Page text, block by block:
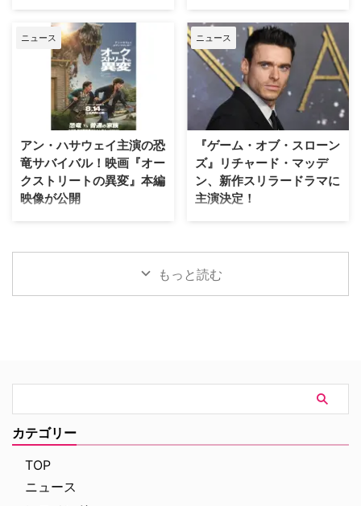
ンに愛され続けてきた作品の魅力
を、新たな角度から解き明かして
いく。 未公開アウトテイ …
セラー小説、ロバート・ラングド
ン教授シリーズ最新作「シークレ
ット・オブ・シークレッツ」のド
ラマ化をNetflixが進めていること
は、当サイトで以前お伝えした通
り。その追加キャストが明らかに
なった。米Deadlineが伝えてい
ード』出演者が参加 2000年の
「天使と悪魔」を皮切りに、
「ダ・ヴィンチ・コード」「ロス
ト・シンボル」「インフェルノ」
日本唯一のミステリードラマ専門
チャンネル「ミステリーチャンネ
ル」は、現地体験型アクティビテ
ィ専門予約サイト「ベルトラ」特
別協力のもと、8月20日（木）19
時よりパリ生中継オンラインツア
ーを開催する。「ミステリーチャ
ンネル倶楽部プレミアム」会員の
アムなオンライン体験の申込受付
が開始となった。 パリが舞台の
ドラマで主人公たちが歩いた景色
を、リアルタイムで堪能 8月5日
ニュース
アン・ハサウェイ主演の恐
竜サバイバル！映画『オー
クストリートの異変』本編
映像が公開
J.J.エイブラムスが製作プロデュ
イ、ユアン・マクレガーが共演す
る映画『オークストリートの異
変』の公開に先立ち、迫力満点な
新ビジュアルと、本編映像が公開
を集めていた本作。続く本予告で
は、突如街に現れた恐竜たちに対
して、平穏に暮らしていた“普通
の家族”がどのように逃げ延びる
…
ニュース
『ゲーム・オブ・スローン
ズ』リチャード・マッデ
ン、新作スリラードラマに
主演決定！
大ヒットドラマ『ゲーム・オブ・
でブレイクしたリチャード・マッ
デンが、新作スリラードラマ
『Trauma（原題）』に主演する
ことが分かった。米Varietyが伝
タート。元英国海兵隊の衛生兵
で、現在は救急外来の医師である
り残されたすべての人々を救うた
もっと読む
カテゴリー
TOP
ニュース